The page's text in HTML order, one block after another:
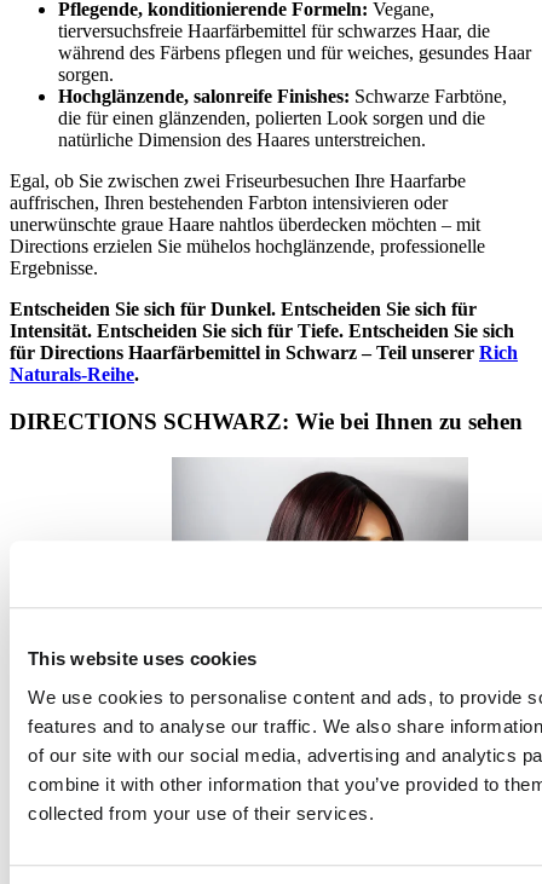
This website uses cookies
We use cookies to personalise content and ads, to provide
features and to analyse our traffic. We also share
of our site with our social media, advertising and analytics
combine it with other information that you’ve provided to
collected from your use of their services.
Pflegende, konditionierende Formeln: Vegane,
tierversuchsfreie Haarfärbemittel für schwarzes Haar, die
während des Färbens pflegen und für weiches, gesundes Haar
sorgen.
Hochglänzende, salonreife Finishes: Schwarze Farbtöne,
die für einen glänzenden, polierten Look sorgen und die
natürliche Dimension des Haares unterstreichen.
Egal, ob Sie zwischen zwei Friseurbesuchen Ihre Haarfarbe
auffrischen, Ihren bestehenden Farbton intensivieren oder
unerwünschte graue Haare nahtlos überdecken möchten – mit
Directions erzielen Sie mühelos hochglänzende, professionelle
Ergebnisse.
Entscheiden Sie sich für Dunkel. Entscheiden Sie sich für
Intensität. Entscheiden Sie sich für Tiefe. Entscheiden Sie sich
für Directions Haarfärbemittel in Schwarz – Teil unserer Rich
Naturals-Reihe.
DIRECTIONS SCHWARZ: Wie bei Ihnen zu sehen